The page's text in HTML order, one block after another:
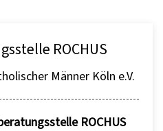
ROCHUS
Männer Köln e.V.
ROCHUS